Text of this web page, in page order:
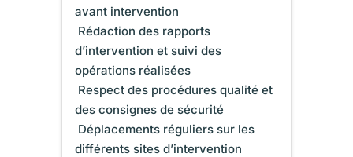
avant intervention
 Rédaction des rapports
d’intervention et suivi des
opérations réalisées
 Respect des procédures qualité et
des consignes de sécurité
 Déplacements réguliers sur les
différents sites d’intervention